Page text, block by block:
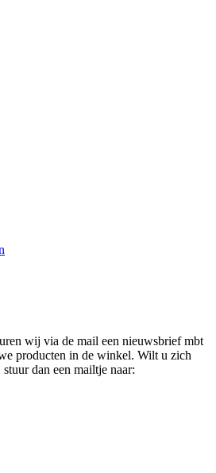
wij via de mail een nieuwsbrief mbt
producten in de winkel. Wilt u zich
dan een mailtje naar: